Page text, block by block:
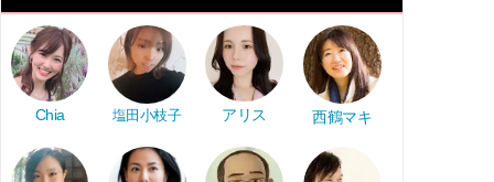
Chia 塩田小枝子 アリス 西鶴マキ